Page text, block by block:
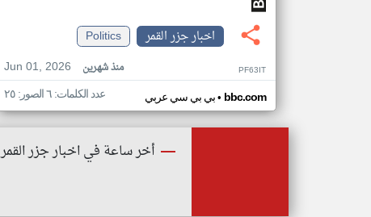
اخبار جزر القمر
Politics
Jun 01, 2026
منذ شهرين PF63IT
بي بي سي عربي• bbc.com عدد الكلمات: ٦ الصور: ٢٥
أخر ساعة في اخبار جزر القمر